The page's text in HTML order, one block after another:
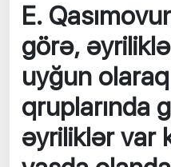
E.
görə,
uyğun
qruplarında
əyriliklər var